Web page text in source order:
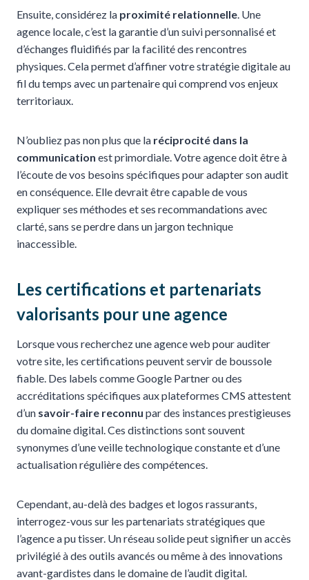
Ensuite, considérez la proximité relationnelle . Une
agence locale, c’est la garantie d’un suivi personnalisé et
d’échanges fluidifiés par la facilité des rencontres
physiques. Cela permet d’affiner votre stratégie digitale au
fil du temps avec un partenaire qui comprend vos enjeux
territoriaux.
N’oubliez pas non plus que la réciprocité dans la
communication est primordiale. Votre agence doit être à
l’écoute de vos besoins spécifiques pour adapter son audit
en conséquence. Elle devrait être capable de vous
expliquer ses méthodes et ses recommandations avec
clarté, sans se perdre dans un jargon technique
inaccessible.
Les certifications et partenariats
valorisants pour une agence
Lorsque vous recherchez une agence web pour auditer
votre site, les certifications peuvent servir de boussole
fiable. Des labels comme Google Partner ou des
accréditations spécifiques aux plateformes CMS attestent
d’un savoir-faire reconnu par des instances prestigieuses
du domaine digital. Ces distinctions sont souvent
synonymes d’une veille technologique constante et d’une
actualisation régulière des compétences.
Cependant, au-delà des badges et logos rassurants,
interrogez-vous sur les partenariats stratégiques que
l’agence a pu tisser. Un réseau solide peut signifier un accès
privilégié à des outils avancés ou même à des innovations
avant-gardistes dans le domaine de l’audit digital.